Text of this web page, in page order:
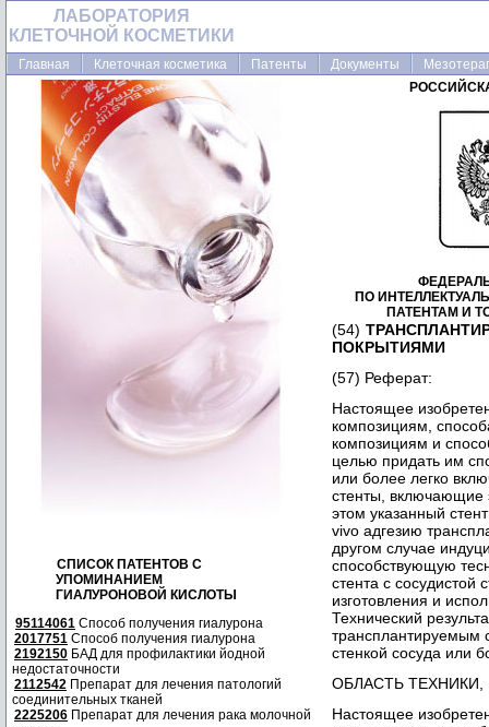
ЛАБОРАТОРИЯ
КЛЕТОЧНОЙ КОСМЕТИКИ
Главная Клеточная косметика Патенты Документы
СПИСОК ПАТЕНТОВ С
УПОМИНАНИЕМ
ГИАЛУРОНОВОЙ КИСЛОТЫ
95114061 Способ получения гиалурона
2017751 Способ получения гиалурона
2192150 БАД для профилактики йодной
недостаточности
2112542 Препарат для лечения патологий
соединительных тканей
2225206 Препарат для лечения рака молочной
ПО
ПАТЕНТАМ И
(54)
ПОКРЫТИЯМИ
(57) Реферат:
Настоящее
композициям,
композициям и
целью придать им
или более легко
стенты, включающие
этом указанный
vivo адгезию
другом случае
способствующую
стента с сосудистой
изготовления и
Технический
трансплантируемым
стенкой сосуда или
ОБЛАСТЬ
Настоящее